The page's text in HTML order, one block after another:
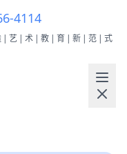
4114
|艺|术|教|育|新|范|式